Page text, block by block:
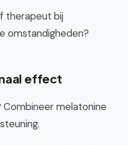
therapeut bij
omstandigheden?
effect
melatonine